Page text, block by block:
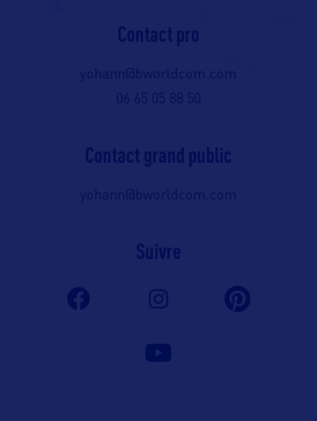
Contact pro
yohann@bworldcom.com
06 65 05 88 50
Contact grand public
yohann@bworldcom.com
Suivre